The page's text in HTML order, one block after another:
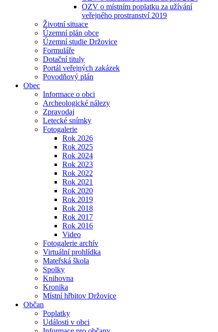
OZV o místním poplatku za užívání
veřejného prostranství 2019
Životní situace
Územní plán obce
Územní studie Držovice
Formuláře
Dotační tituly
Portál veřejných zakázek
Povodňový plán
Obec
Informace o obci
Archeologické nálezy
Zpravodaj
Letecké snímky
Fotogalerie
Rok 2026
Rok 2025
Rok 2024
Rok 2023
Rok 2022
Rok 2021
Rok 2020
Rok 2019
Rok 2018
Rok 2017
Rok 2016
Video
Fotogalerie archív
Virtuální prohlídka
Mateřská škola
Spolky
Knihovna
Kronika
Místní hřbitov Držovice
Občan
Poplatky
Události v obci